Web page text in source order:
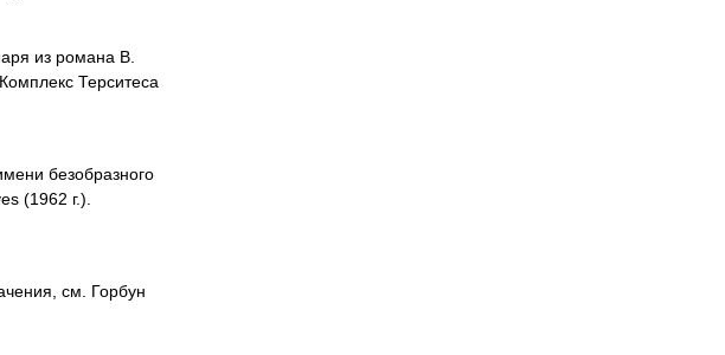
из романа В.
Терситеса
безобразного
(1962 г.).
см. Горбун